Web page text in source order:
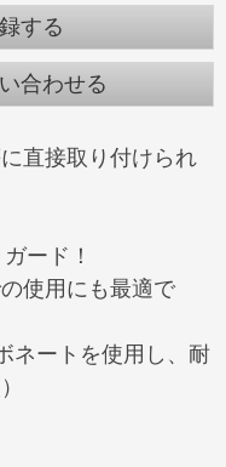
する
合わせる
直接取り付けられ
ード！
使用にも最適で
ネートを使用し、耐